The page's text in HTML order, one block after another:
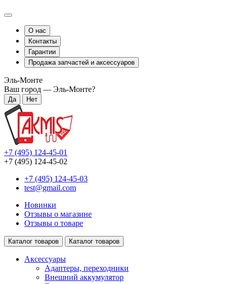
О нас
Контакты
Гарантии
Продажа запчастей и аксессуаров
Эль-Монте
Ваш город — Эль-Монте?
+7 (495) 124-45-01
+7 (495) 124-45-02
+7 (495) 124-45-03
test@gmail.com
Новинки
Отзывы о магазине
Отзывы о товаре
Каталог товаров Каталог товаров
Аксессуары
Адаптеры, переходники
Внешний аккумулятор